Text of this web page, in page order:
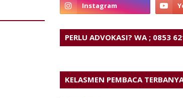
PERLU ADVOKASI? WA ; 0853
KELASMEN PEMBACA